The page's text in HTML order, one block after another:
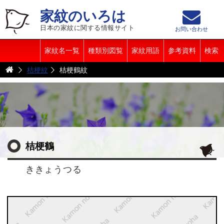
家紋のいろは
日本の家紋に関する情報サイト
家紋名一覧 種類別図覧 家紋用語 参考資料 検索
お問い合わせ
桔梗紋 桔梗鶴紋
桔梗鶴
ききょうつる